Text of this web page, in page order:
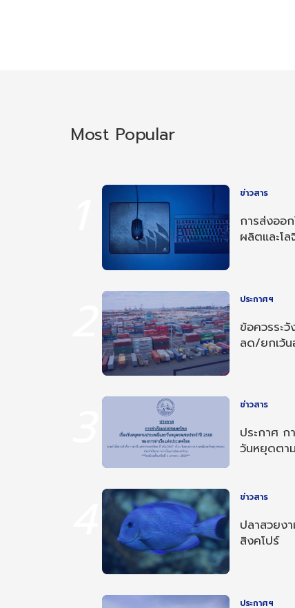
Most Popular
ข่าวสาร
การส่งออ
ผลิตและโ
ประกาศฯ
ข้อควรระ
ลด/ยกเว้
ข่าวสาร
ประกาศ ก
วันหยุดตา
ข่าวสาร
ปลาสวยง
สิงคโปร์
ประกาศฯ